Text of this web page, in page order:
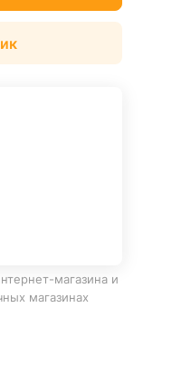
магазина и
магазинах